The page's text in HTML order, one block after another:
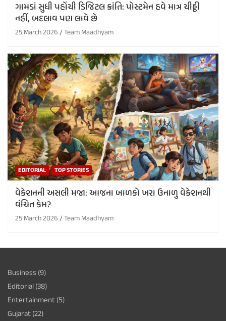
ગામડાં સુધી પહોંચી ડિજિટલ ક્રાંતિ: પોસ્ટમેન હવે માત્ર ચીઠ્ઠી
નહીં, બદલાવ પણ લાવે છે
25 March 2026 Team Maadhyam
EDITORIAL TOP STORIES
વેકેશનની અસલી મજા: આજના બાળકો ખરા ઉનાળુ વેકેશનથી
વંચિત કેમ?
25 March 2026 Team Maadhyam
Business (9)
Editorial(38)
Entertainment(5)
Gujarat(22)